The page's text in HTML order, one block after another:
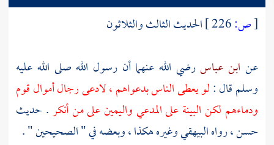
[ص:
الحديث الثالث والثلاثون
عن ابن عباسرضي الله عنهما أن رسول الله صلى الله عليه
وسلم قال :لو يعطى الناس بدعواهم ، لادعى رجال أموال قوم
ودماءهم لكن البينة على المدعي واليمين على من أنكر. حديث
حسن ، رواهالبيهقيوغيره هكذا ، وبعضه في " الصحيحين " .